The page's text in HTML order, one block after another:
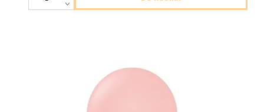
latexovy balon bledo ruzova 1ks v baleni veĺkosť cca do 30cm
dodavame nenafukane